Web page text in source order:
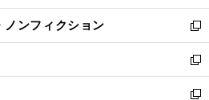
開
く
ウ
で
開
く
ン
ド
ウ
で
開
く
ウ
ィ
ン
ド
ウ
で
ンフィクション
新
し
い
ウ
ィ
新
し
い
新